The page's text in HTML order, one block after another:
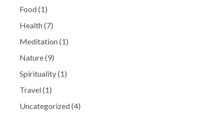
Food(1)
Health(7)
Meditation(1)
Nature(9)
Spirituality(1)
Travel(1)
Uncategorized(4)